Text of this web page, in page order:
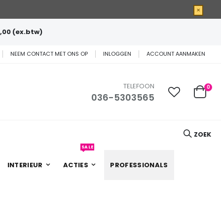
×
(ex.btw)
NEEM CONTACT MET ONS OP INLOGGEN ACCOUNT AANMAKEN
TELEFOON
036-5303565
ZOEK
Cart
0
INTERIEUR ACTIES
SALE
PROFESSIONALS